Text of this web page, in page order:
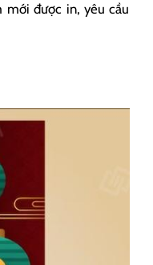
mới được in, yêu cầu